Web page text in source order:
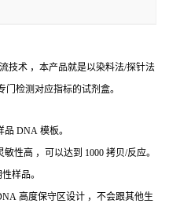
技术 ，本产品就是以染料法/探针法
门检测对应指标的试剂盒。
DNA 模板。
性高 ，可以达到 1000 拷贝/反应。
样品。
高度保守区设计 ，不会跟其他生